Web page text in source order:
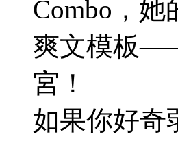
Combo，
爽文模板
宮！
如果你好奇